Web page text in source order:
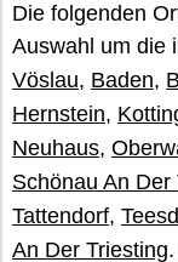
Die folgenden
Auswahl um die
Vöslau, Baden,
Hernstein,
Neuhaus,
Schönau An Der
Tattendorf,
An Der Triesting